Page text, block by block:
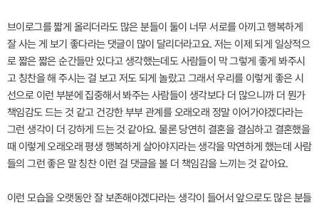
브이로그를 짧게 올리더라도 많은 분들이 둘이 너무 서로를 아끼고 행복하게
잘 사는 게 보기 좋다라는 댓글이 많이 달리더라고요. 저는 이제 되게 일상적으
로 짧은 짧은 순간들만 있다고 생각했는데도 사람들이 막 그렇게 좋게 봐주시
고 칭찬을 해 주시는 걸 보고 저도 되게 놀랐고 그래서 우리를 이렇게 좋은 시
선으로 이런 부분에 집중해서 봐주는 사람들이 생각보다 더 많으니까 더 뭔가
책임감도 드는 것 같고 건강한 부부 관계를 오래오래 정말 이어가야겠다라는
그런 생각이 더 강하게 드는 것 같아요. 물론 당연히 결혼을 결심하고 결혼했을
때 이렇게 오래오래 평생 행복하게 살아야지라는 생각을 막연하게 했는데 사람
들의 그런 좋은 말 칭찬 이런 걸 댓글을 볼 더 책임감을 느끼는 것 같아요.
이런 모습을 오랫동안 잘 보존해야겠다라는 생각이 들어서 앞으로도 많은 분들